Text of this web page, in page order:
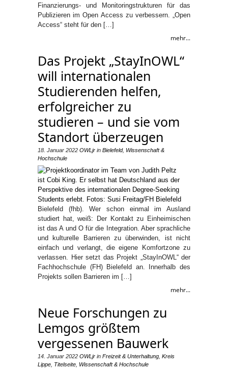
Finanzierungs- und Monitoringstrukturen für das
Publizieren im Open Access zu verbessern. „Open
Access“ steht für den […]
mehr...
Das Projekt „StayInOWL“
will internationalen
Studierenden helfen,
erfolgreicher zu
studieren – und sie vom
Standort überzeugen
18. Januar 2022 OWLjr in Bielefeld, Wissenschaft &
Hochschule
Bielefeld (fhb). Wer schon einmal im Ausland
studiert hat, weiß: Der Kontakt zu Einheimischen
ist das A und O für die Integration. Aber sprachliche
und kulturelle Barrieren zu überwinden, ist nicht
einfach und verlangt, die eigene Komfortzone zu
verlassen. Hier setzt das Projekt „StayInOWL“ der
Fachhochschule (FH) Bielefeld an. Innerhalb des
Projekts sollen Barrieren im […]
mehr...
Neue Forschungen zu
Lemgos größtem
vergessenen Bauwerk
14. Januar 2022 OWLjr in Freizeit & Unterhaltung Kreis
Lippe Titelseite Wissenschaft & Hochschule